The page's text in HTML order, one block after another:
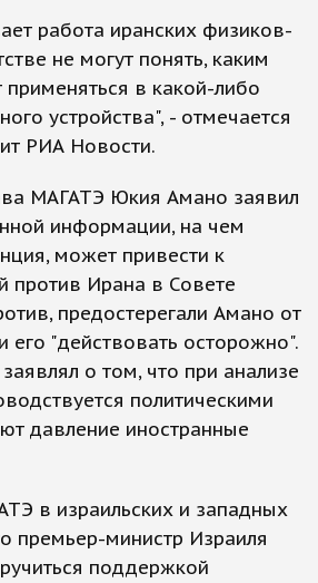
работа иранских физиков-
не могут понять, каким
в какой-либо
устройства", - отмечается
РИА Новости.
МАГАТЭ Юкия Амано заявил
информации, на чем
может привести к
против Ирана в Совете
предостерегали Амано от
его "действовать осторожно".
о том, что при анализе
политическими
давление иностранные
в израильских и западных
премьер-министр Израиля
поддержкой